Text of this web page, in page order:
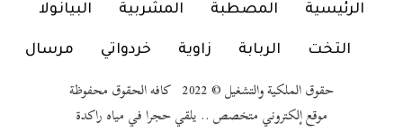
الرئيسية المصطبة المشربية البيانولا
التخت الربابة زاوية خردواتي مرسال
حقوق الملكية والتشغيل © 2022 كافه الحقوق محفوظة
موقع إلكتروني متخصص .. يلقي حجرا في مياه راكدة